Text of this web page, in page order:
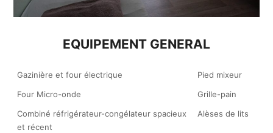
EQUIPEMENT GENERAL
Gazinière et four électrique
Pied mixeur
Four Micro-onde
Grille-pain
Combiné réfrigérateur-congélateur spacieux
et récent
Alèses de lits